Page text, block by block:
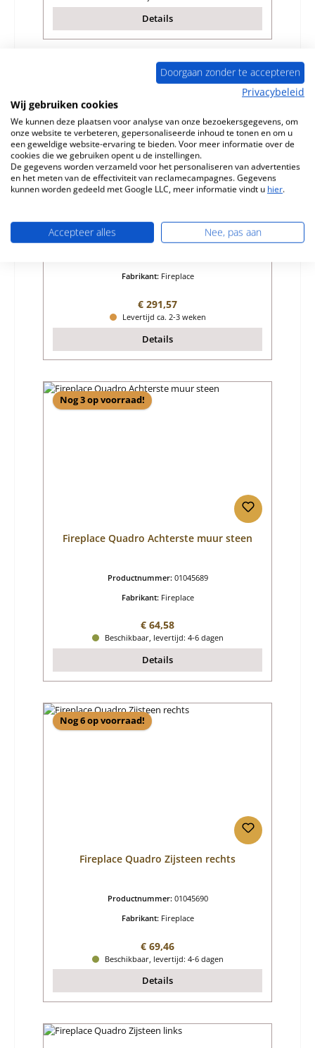
Details
Fabrikant: Fireplace
Normale prijs:
€ 291,57
Levertijd ca. 2-3 weken
Details
Nog 3 op voorraad!
Fireplace Quadro Achterste muur steen
Productnummer: 01045689
Fabrikant: Fireplace
Normale prijs:
€ 64,58
Beschikbaar, levertijd: 4-6 dagen
Details
Nog 6 op voorraad!
Fireplace Quadro Zijsteen rechts
Productnummer: 01045690
Fabrikant: Fireplace
Normale prijs:
€ 69,46
Beschikbaar, levertijd: 4-6 dagen
Details
Doorgaan zonder te accepteren
Privacybeleid
Wij gebruiken cookies
We kunnen deze plaatsen voor analyse van onze bezoekersgegevens, om
onze website te verbeteren, gepersonaliseerde inhoud te tonen en om u
een geweldige website-ervaring te bieden. Voor meer informatie over de
cookies die we gebruiken opent u de instellingen.
De gegevens worden verzameld voor het personaliseren van advertenties
en het meten van de effectiviteit van reclamecampagnes. Gegevens
kunnen worden gedeeld met Google LLC, meer informatie vindt u hier.
Accepteer alles Nee, pas aan